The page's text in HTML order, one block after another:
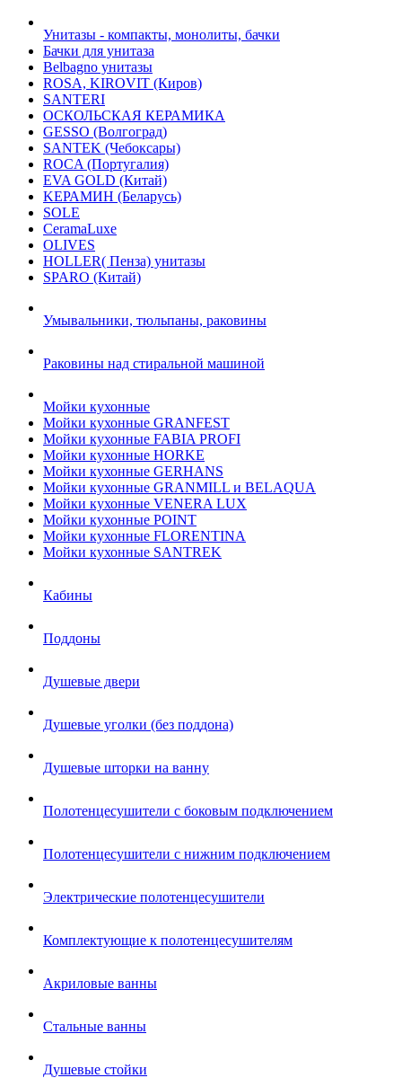
Унитазы - компакты, монолиты, бачки
Бачки для унитаза
Belbagno унитазы
ROSA, KIROVIT (Киров)
SANTERI
ОСКОЛЬСКАЯ КЕРАМИКА
GESSO (Волгоград)
SANTEK (Чебоксары)
ROCA (Португалия)
EVA GOLD (Китай)
KЕРАМИН (Беларусь)
SOLE
CeramaLuxe
OLIVES
HOLLER( Пенза) унитазы
SPARO (Китай)
Умывальники, тюльпаны, раковины
Раковины над стиральной машиной
Мойки кухонные
Мойки кухонные GRANFEST
Мойки кухонные FABIA PROFI
Мойки кухонные HORKE
Мойки кухонные GERHANS
Мойки кухонные GRANMILL и BELAQUA
Мойки кухонные VENERA LUX
Мойки кухонные POINT
Мойки кухонные FLORENTINA
Мойки кухонные SANTREK
Кабины
Поддоны
Душевые двери
Душевые уголки (без поддона)
Душевые шторки на ванну
Полотенцесушители с боковым подключением
Полотенцесушители с нижним подключением
Электрические полотенцесушители
Комплектующие к полотенцесушителям
Акриловые ванны
Стальные ванны
Душевые стойки